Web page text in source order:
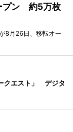
プン 約5万枚
8月26日、移転オー
クエスト」 デジタ